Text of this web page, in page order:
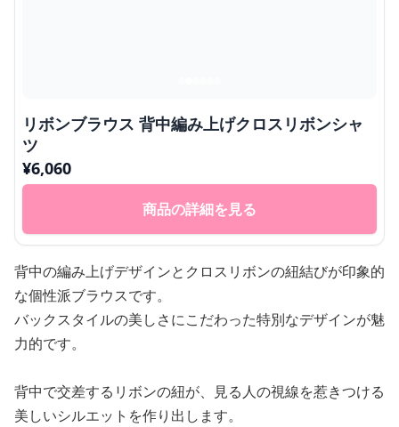
リボンブラウス 背中編み上げクロスリボンシャ
ツ
¥6,060
商品の詳細を見る
背中の編み上げデザインとクロスリボンの紐結びが印象的
な個性派ブラウスです。
バックスタイルの美しさにこだわった特別なデザインが魅
力的です。
背中で交差するリボンの紐が、見る人の視線を惹きつける
美しいシルエットを作り出します。